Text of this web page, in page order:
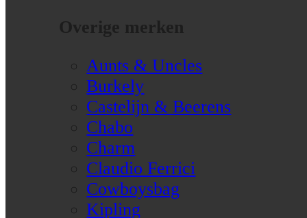
Overige merken
Aunts & Uncles
Burkely
Castelijn & Beerens
Chabo
Charm
Claudio Ferrici
Cowboysbag
Kipling